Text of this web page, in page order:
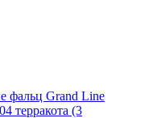
фальц Grand Line
терракота (3